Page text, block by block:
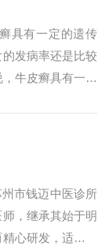
具有一定的遗传
发病率还是比较
牛皮癣具有一定
市钱迈中医诊所
，继承其始于明
心研发，适应广